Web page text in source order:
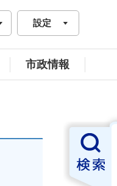
設定
市政情報